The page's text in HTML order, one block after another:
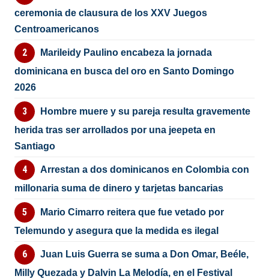
ceremonia de clausura de los XXV Juegos
Centroamericanos
Marileidy Paulino encabeza la jornada
dominicana en busca del oro en Santo Domingo
2026
Hombre muere y su pareja resulta gravemente
herida tras ser arrollados por una jeepeta en
Santiago
Arrestan a dos dominicanos en Colombia con
millonaria suma de dinero y tarjetas bancarias
Mario Cimarro reitera que fue vetado por
Telemundo y asegura que la medida es ilegal
Juan Luis Guerra se suma a Don Omar, Beéle,
Milly Quezada y Dalvin La Melodía, en el Festival